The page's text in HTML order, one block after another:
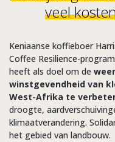
veel
Keniaanse koffieboer
Coffee Resilience-
heeft als doel om de
winstgevendheid van
West-Afrika te
droogte,
klimaatverandering.
het gebied van landbouw.